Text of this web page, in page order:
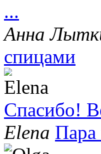
...
Анна
спицами
Спасибо!
Elena Пара